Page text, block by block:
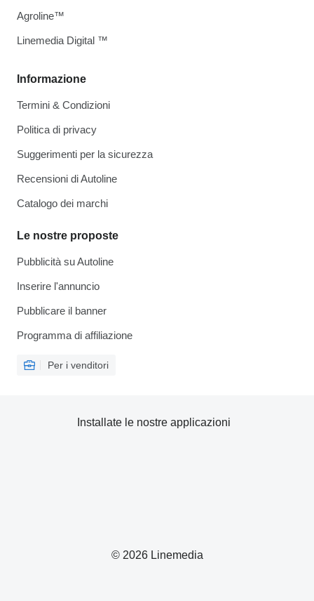
Informazione
Termini & Condizioni
Politica di privacy
Suggerimenti per la sicurezza
Recensioni di Autoline
Catalogo dei marchi
Le nostre proposte
Pubblicità su Autoline
Inserire l'annuncio
Pubblicare il banner
Programma di affiliazione
Per i venditori
Agroline™
Linemedia Digital ™
© 2026 Linemedia
Installate le nostre applicazioni